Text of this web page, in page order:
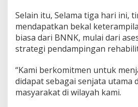
Selain itu, Selama tiga hari ini,
mendapatkan bekal
biasa dari BNNK, mulai dari
strategi pendampingan
“Kami berkomitmen untuk
didapat sebagai senjata utama
masyarakat di wilayah kami.